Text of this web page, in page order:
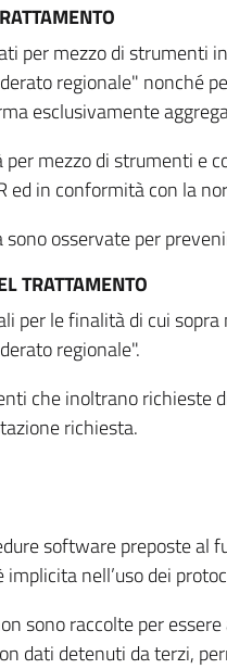
per mezzo di
regionale" nonché
esclusivamente
mezzo di strumenti e
ed in conformità con la
osservate per
TRATTAMENTO
per le finalità di cui
regionale".
che inoltrano richieste
richiesta.
software preposte al
nell’uso dei
sono raccolte per
dati detenuti da terzi,